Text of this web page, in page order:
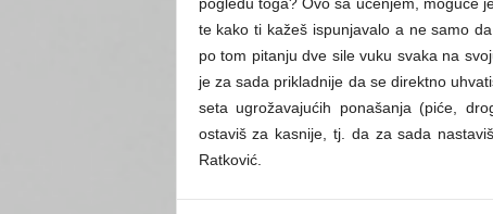
te kako ti kažeš ispunjavalo a ne samo
po tom pitanju dve sile vuku svaka na
je za sada prikladnije da se direktno
seta ugrožavajućih ponašanja (piće,
ostaviš za kasnije, tj. da za sada
Ratković.